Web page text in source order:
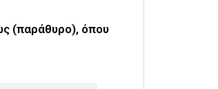
(παράθυρο), όπου